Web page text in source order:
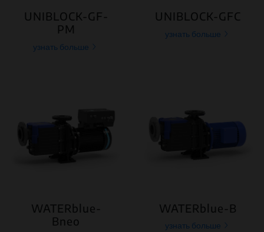
UNIBLOCK-GF-
PM
узнать больше
UNIBLOCK-GFC
узнать больше
WATERblue-
Bneo
WATERblue-B
узнать больше